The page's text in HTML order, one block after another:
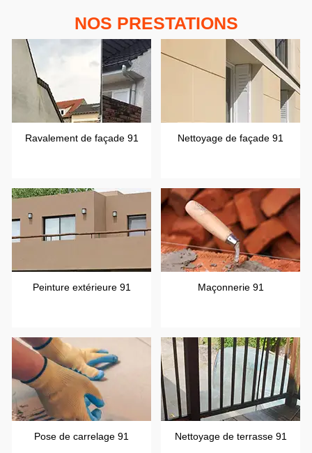
NOS PRESTATIONS
Ravalement de façade 91 Nettoyage de façade 91
Peinture extérieure 91 Maçonnerie 91
Pose de carrelage 91 Nettoyage de terrasse 91